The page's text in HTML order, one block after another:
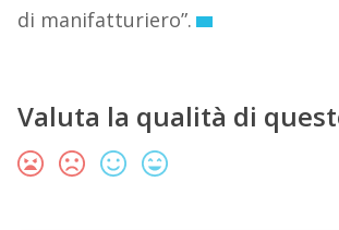
di manifatturiero”.
Valuta la qualità di